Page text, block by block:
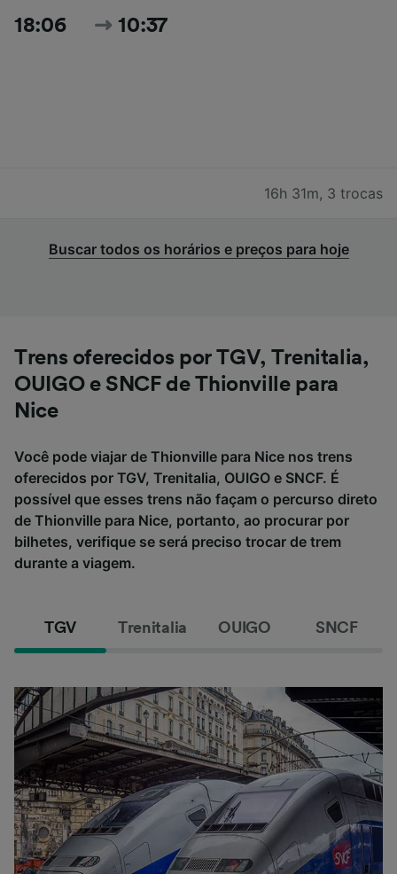
18:06 10:37
16h 31m, 3 trocas
Buscar todos os horários e preços para hoje
Trens oferecidos por TGV, Trenitalia,
OUIGO e SNCF de Thionville para
Nice
Você pode viajar de Thionville para Nice nos trens
oferecidos por TGV, Trenitalia, OUIGO e SNCF. É
possível que esses trens não façam o percurso direto
de Thionville para Nice, portanto, ao procurar por
bilhetes, verifique se será preciso trocar de trem
durante a viagem.
TGV Trenitalia OUIGO SNCF